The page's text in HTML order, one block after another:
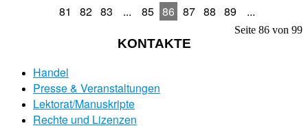
81 82 83 ... 85 86 87 88 89 ...
Seite 86 von 99
KONTAKTE
Handel
Presse & Veranstaltungen
Lektorat/Manuskripte
Rechte und Lizenzen